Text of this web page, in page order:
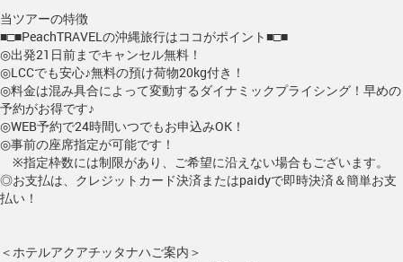
当ツアーの特徴
■□■PeachTRAVELの沖縄旅行はココがポイント■□■
◎出発21日前までキャンセル無料！
◎LCCでも安心♪無料の預け荷物20kg付き！
◎料金は混み具合によって変動するダイナミックプライシング！早めの
予約がお得です♪
◎WEB予約で24時間いつでもお申込みOK！
◎事前の座席指定が可能です！
※指定枠数には制限があり、ご希望に沿えない場合もございます。
◎お支払は、クレジットカード決済またはpaidyで即時決済＆簡単お支
払い！
＜ホテルアクアチッタナハご案内＞